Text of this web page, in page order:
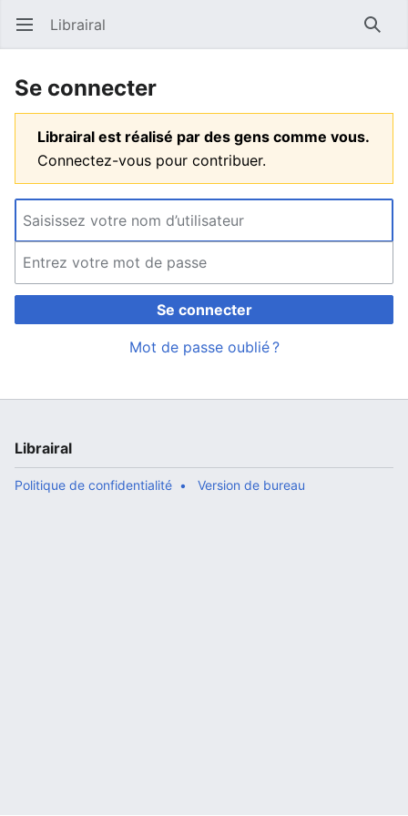
Ouvrir le menu principal Librairal
Se connecter
Librairal est réalisé par des gens comme vous.
Connectez-vous pour contribuer.
Se connecter
Mot de passe oublié ?
Librairal
Politique de confidentialité Version de bureau